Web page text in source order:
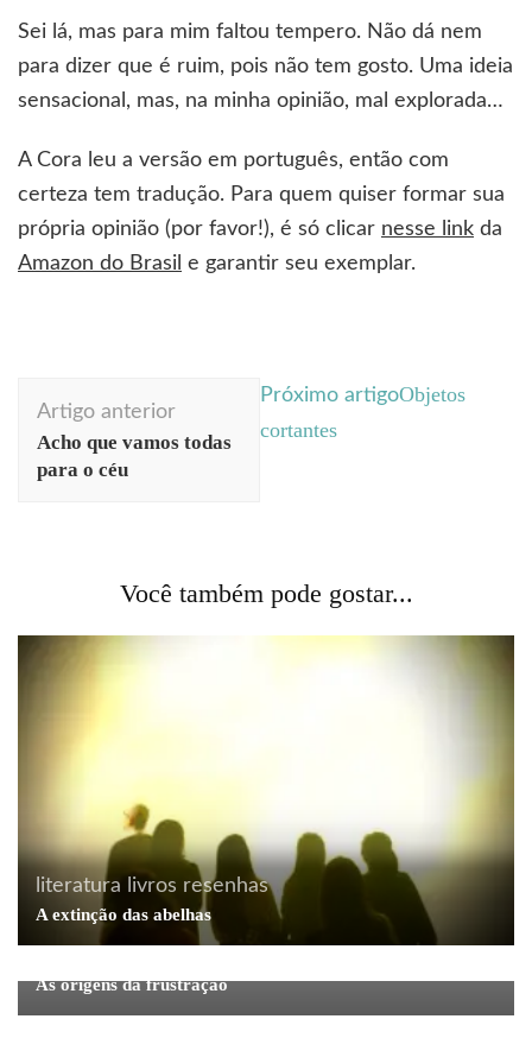
Sei lá, mas para mim faltou tempero. Não dá nem
para dizer que é ruim, pois não tem gosto. Uma ideia
sensacional, mas, na minha opinião, mal explorada…
A Cora leu a versão em português, então com
certeza tem tradução. Para quem quiser formar sua
própria opinião (por favor!), é só clicar nesse link da
Amazon do Brasil e garantir seu exemplar.
Navegação
de
post
Artigo anterior
Acho que vamos todas
para o céu
Próximo artigoObjetos
cortantes
Você também pode gostar...
literatura livros resenhas
A extinção das abelhas
As origens da frustração